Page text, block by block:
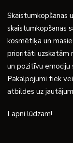
Skaistumkopšanas
skaistumkopšanas
kosmētiķa un
prioritāti uzskatām
un pozitīvu emociju
Pakalpojumi tiek
atbildes uz
Lapni lūdzam!